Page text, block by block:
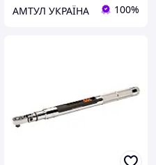
АМТУЛ УКРАЇНА 100%